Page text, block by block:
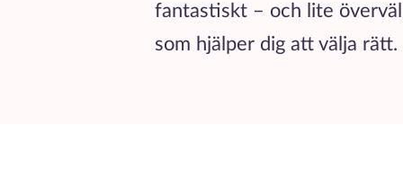
fantastiskt – och lite
som hjälper dig att välja rätt.